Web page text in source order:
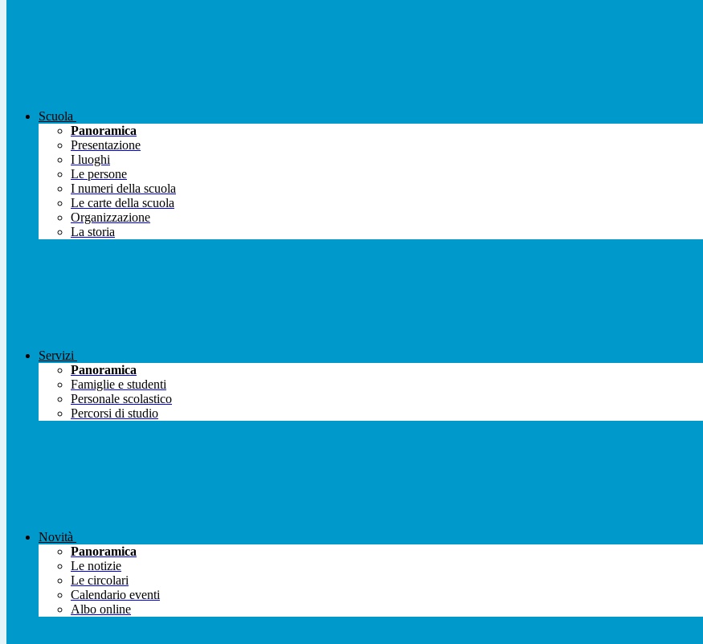
Scuola
Panoramica
Presentazione
I luoghi
Le persone
I numeri della scuola
Le carte della scuola
Organizzazione
La storia
Servizi
Panoramica
Famiglie e studenti
Personale scolastico
Percorsi di studio
Novità
Panoramica
Le notizie
Le circolari
Calendario eventi
Albo online